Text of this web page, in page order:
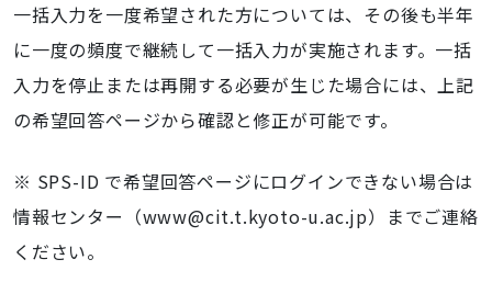
一括入力を一度希望された方については、その後も半年
に一度の頻度で継続して一括入力が実施されます。一括
入力を停止または再開する必要が生じた場合には、上記
の希望回答ページから確認と修正が可能です。
※ SPS-ID で希望回答ページにログインできない場合は
情報センター（www@cit.t.kyoto-u.ac.jp）までご連絡
ください。